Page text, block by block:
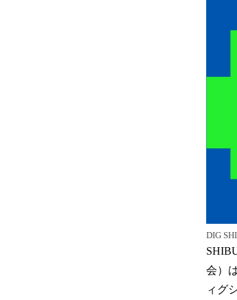
DIG
会）
ィグ